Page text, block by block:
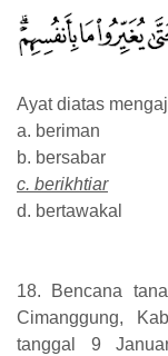
Ayat diatas
a. beriman
b. bersabar
c. berikhtiar
d. bertawakal
18. Bencana
Cimanggung,
tanggal 9